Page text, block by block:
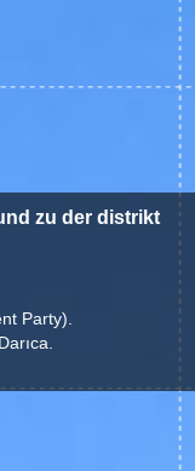
zu der distrikt
Party).